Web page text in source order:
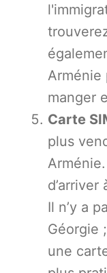
Arménie
manger
Carte
plus
Il n’y a
Géorgie
une